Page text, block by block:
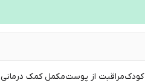
کودکمراقبت از پوستمکمل کمک درمانی